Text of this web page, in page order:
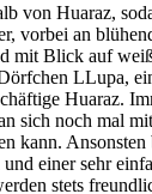
von Huaraz,
vorbei an
mit Blick auf
LLupa,
Huaraz.
sich noch mal
kann.
einer sehr
stets